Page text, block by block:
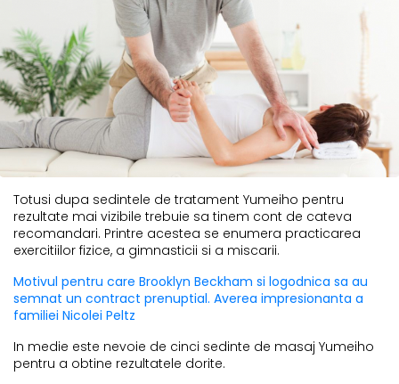
Totusi dupa sedintele de tratament Yumeiho pentru
rezultate mai vizibile trebuie sa tinem cont de cateva
recomandari. Printre acestea se enumera practicarea
exercitiilor fizice, a gimnasticii si a miscarii.
Motivul pentru care Brooklyn Beckham si logodnica sa au
semnat un contract prenuptial. Averea impresionanta a
familiei Nicolei Peltz
In medie este nevoie de cinci sedinte de masaj Yumeiho
pentru a obtine rezultatele dorite.